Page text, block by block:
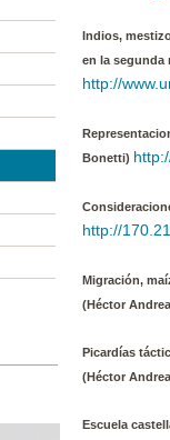
Indios,
en la segunda
http://
Bonetti)
http://
Migración,
(Héctor
Picardías
(Héctor
Escuela